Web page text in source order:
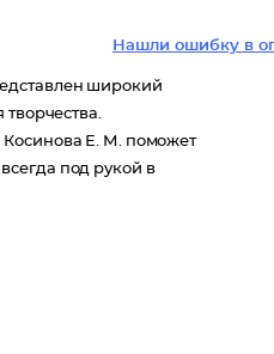
Нашли ошибку в
широкий
Косинова Е. М. поможет
под рукой в